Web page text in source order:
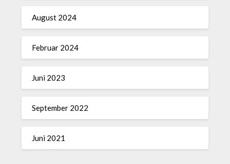
August 2024
Februar 2024
Juni 2023
September 2022
Juni 2021